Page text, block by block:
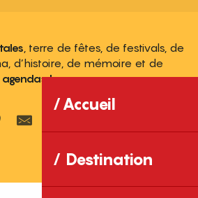
Accueil
Destination
, terre de fêtes, de festivals, de
d’histoire, de mémoire et de
!